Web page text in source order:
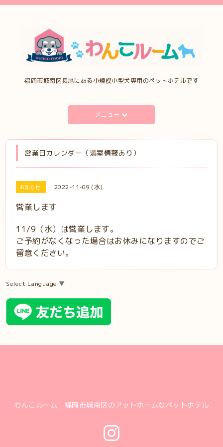
福岡市城南区長尾にある小規模小型犬専用のペットホテルです
メニュー
営業日カレンダー（満室情報あり）
お知らせ 2022-11-09 (水)
営業します
11/9（水）は営業します。
ご予約がなくなった場合はお休みになりますのでご
留意ください。
Select Language ▼
わんこルーム 福岡市城南区のアットホームなペットホテル